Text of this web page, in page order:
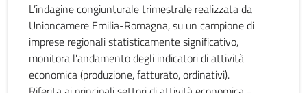
L’indagine congiunturale trimestrale realizzata da
Unioncamere Emilia-Romagna, su un campione di
imprese regionali statisticamente significativo,
monitora l'andamento degli indicatori di attività
economica (produzione, fatturato, ordinativi).